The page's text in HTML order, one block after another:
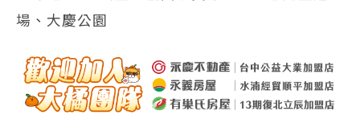
場、大慶公園